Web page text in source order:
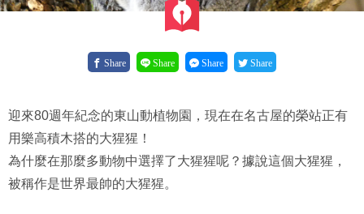
Share Share Share Share
迎來80週年紀念的東山動植物園，現在在名古屋的榮站正有
用樂高積木搭的大猩猩！
為什麼在那麼多動物中選擇了大猩猩呢？據說這個大猩猩，
被稱作是世界最帥的大猩猩。